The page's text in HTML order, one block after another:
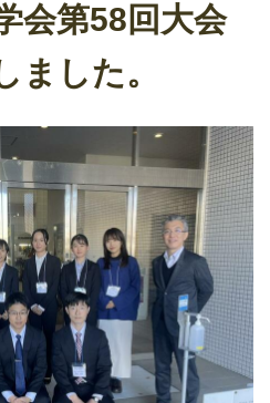
会第58回大会
ました。